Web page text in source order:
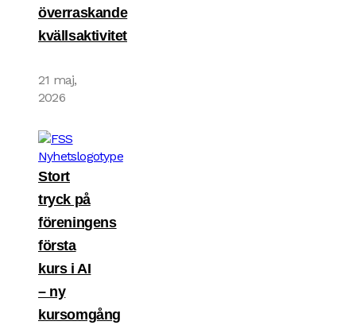
överraskande
kvällsaktivitet
21 maj,
2026
Stort
tryck på
föreningens
första
kurs i AI
– ny
kursomgång